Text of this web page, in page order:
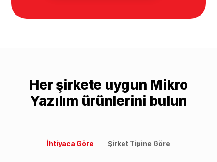
Her şirkete uygun Mikro
Yazılım ürünlerini bulun
İhtiyaca Göre Şirket Tipine Göre